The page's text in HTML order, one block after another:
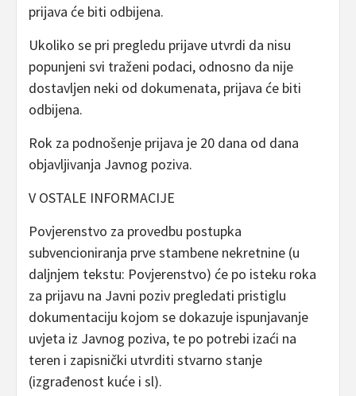
prijava će biti odbijena.
Ukoliko se pri pregledu prijave utvrdi da nisu
popunjeni svi traženi podaci, odnosno da nije
dostavljen neki od dokumenata, prijava će biti
odbijena.
Rok za podnošenje prijava je 20 dana od dana
objavljivanja Javnog poziva.
V OSTALE INFORMACIJE
Povjerenstvo za provedbu postupka
subvencioniranja prve stambene nekretnine (u
daljnjem tekstu: Povjerenstvo) će po isteku roka
za prijavu na Javni poziv pregledati pristiglu
dokumentaciju kojom se dokazuje ispunjavanje
uvjeta iz Javnog poziva, te po potrebi izaći na
teren i zapisnički utvrditi stvarno stanje
(izgrađenost kuće i sl).